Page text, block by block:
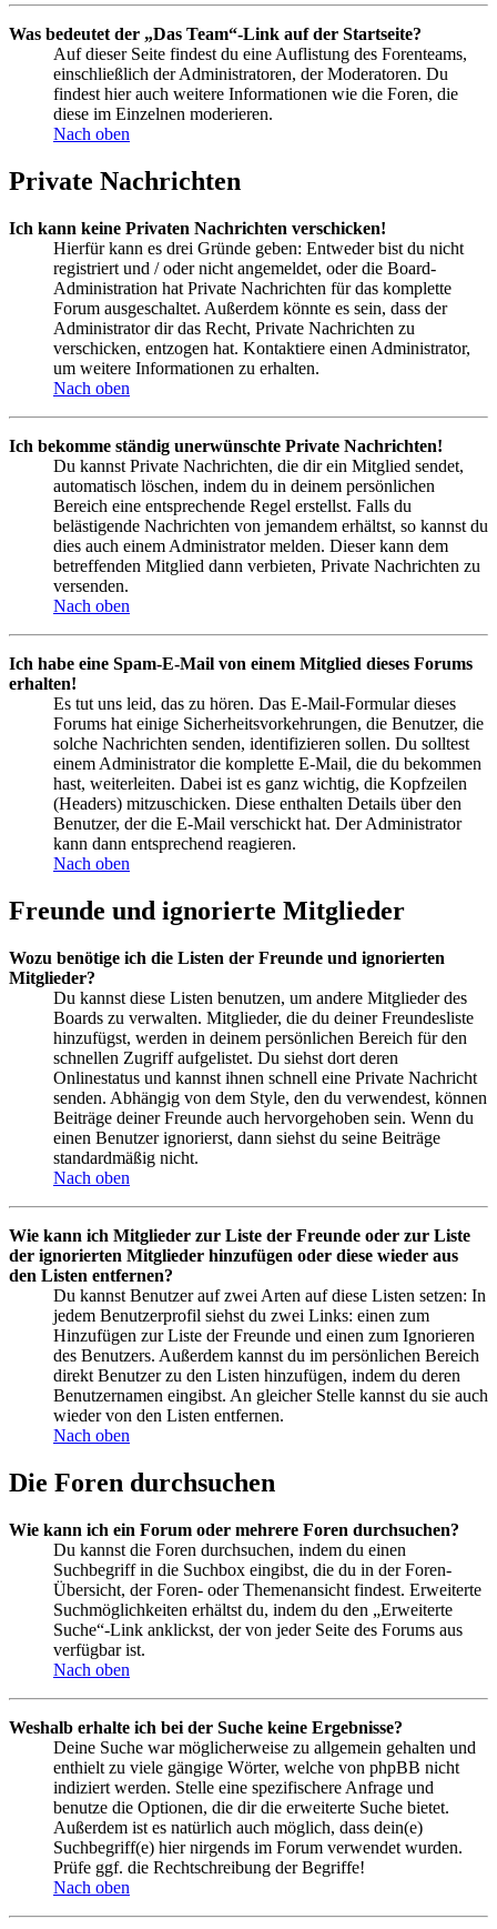
Was bedeutet der „Das Team“-Link auf der Startseite?
Auf dieser Seite findest du eine Auflistung des Forenteams,
einschließlich der Administratoren, der Moderatoren. Du
findest hier auch weitere Informationen wie die Foren, die
diese im Einzelnen moderieren.
Nach oben
Private Nachrichten
Ich kann keine Privaten Nachrichten verschicken!
Hierfür kann es drei Gründe geben: Entweder bist du nicht
registriert und / oder nicht angemeldet, oder die Board-
Administration hat Private Nachrichten für das komplette
Forum ausgeschaltet. Außerdem könnte es sein, dass der
Administrator dir das Recht, Private Nachrichten zu
verschicken, entzogen hat. Kontaktiere einen Administrator,
um weitere Informationen zu erhalten.
Nach oben
Ich bekomme ständig unerwünschte Private Nachrichten!
Du kannst Private Nachrichten, die dir ein Mitglied sendet,
automatisch löschen, indem du in deinem persönlichen
Bereich eine entsprechende Regel erstellst. Falls du
belästigende Nachrichten von jemandem erhältst, so kannst du
dies auch einem Administrator melden. Dieser kann dem
betreffenden Mitglied dann verbieten, Private Nachrichten zu
versenden.
Nach oben
Ich habe eine Spam-E-Mail von einem Mitglied dieses Forums
erhalten!
Es tut uns leid, das zu hören. Das E-Mail-Formular dieses
Forums hat einige Sicherheitsvorkehrungen, die Benutzer, die
solche Nachrichten senden, identifizieren sollen. Du solltest
einem Administrator die komplette E-Mail, die du bekommen
hast, weiterleiten. Dabei ist es ganz wichtig, die Kopfzeilen
(Headers) mitzuschicken. Diese enthalten Details über den
Benutzer, der die E-Mail verschickt hat. Der Administrator
kann dann entsprechend reagieren.
Nach oben
Freunde und ignorierte Mitglieder
Wozu benötige ich die Listen der Freunde und ignorierten
Mitglieder?
Du kannst diese Listen benutzen, um andere Mitglieder des
Boards zu verwalten. Mitglieder, die du deiner Freundesliste
hinzufügst, werden in deinem persönlichen Bereich für den
schnellen Zugriff aufgelistet. Du siehst dort deren
Onlinestatus und kannst ihnen schnell eine Private Nachricht
senden. Abhängig von dem Style, den du verwendest, können
Beiträge deiner Freunde auch hervorgehoben sein. Wenn du
einen Benutzer ignorierst, dann siehst du seine Beiträge
standardmäßig nicht.
Nach oben
Wie kann ich Mitglieder zur Liste der Freunde oder zur Liste
der ignorierten Mitglieder hinzufügen oder diese wieder aus
den Listen entfernen?
Du kannst Benutzer auf zwei Arten auf diese Listen setzen: In
jedem Benutzerprofil siehst du zwei Links: einen zum
Hinzufügen zur Liste der Freunde und einen zum Ignorieren
des Benutzers. Außerdem kannst du im persönlichen Bereich
direkt Benutzer zu den Listen hinzufügen, indem du deren
Benutzernamen eingibst. An gleicher Stelle kannst du sie auch
wieder von den Listen entfernen.
Nach oben
Die Foren durchsuchen
Wie kann ich ein Forum oder mehrere Foren durchsuchen?
Du kannst die Foren durchsuchen, indem du einen
Suchbegriff in die Suchbox eingibst, die du in der Foren-
Übersicht, der Foren- oder Themenansicht findest. Erweiterte
Suchmöglichkeiten erhältst du, indem du den „Erweiterte
Suche“-Link anklickst, der von jeder Seite des Forums aus
verfügbar ist.
Nach oben
Weshalb erhalte ich bei der Suche keine Ergebnisse?
Deine Suche war möglicherweise zu allgemein gehalten und
enthielt zu viele gängige Wörter, welche von phpBB nicht
indiziert werden. Stelle eine spezifischere Anfrage und
benutze die Optionen, die dir die erweiterte Suche bietet.
Außerdem ist es natürlich auch möglich, dass dein(e)
Suchbegriff(e) hier nirgends im Forum verwendet wurden.
Prüfe ggf. die Rechtschreibung der Begriffe!
Nach oben